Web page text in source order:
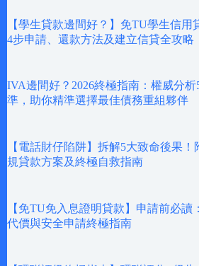
【學生貸款邊間好？】免TU學生信用
4步申請、還款方法及建立信貸全攻略
IVA邊間好？2026終極指南：權威分
準，助你精準選擇最佳債務重組夥伴
【電話財仔陷阱】拆解5大致命後果！
規貸款方案及終極自救指南
【免TU免入息證明貸款】申請前必讀
代價與安全申請終極指南